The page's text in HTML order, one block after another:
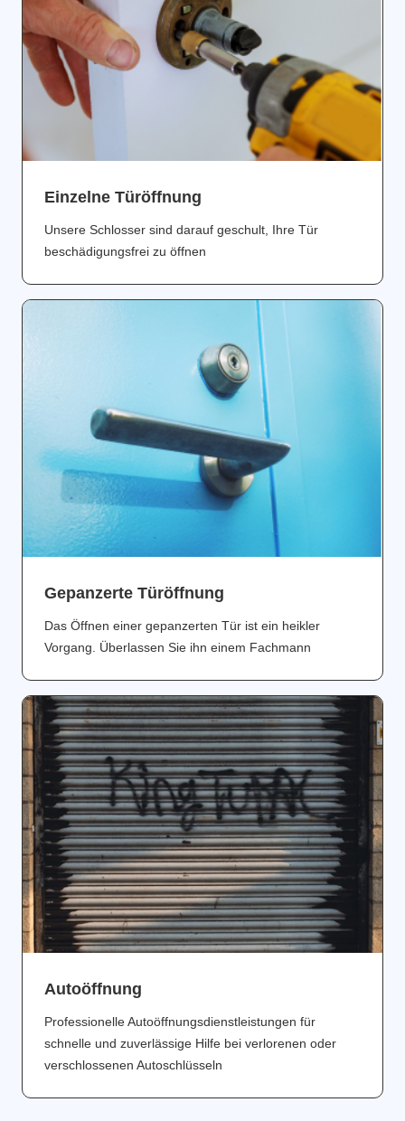
Einzelne Türöffnung
Unsere Schlosser sind darauf geschult, Ihre Tür
beschädigungsfrei zu öffnen
Gepanzerte Türöffnung
Das Öffnen einer gepanzerten Tür ist ein heikler
Vorgang. Überlassen Sie ihn einem Fachmann
Аutoöffnung
Professionelle Autoöffnungsdienstleistungen für
schnelle und zuverlässige Hilfe bei verlorenen oder
verschlossenen Autoschlüsseln